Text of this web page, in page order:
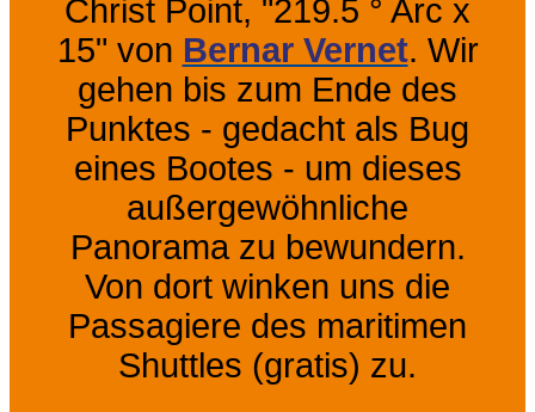
Christ Point, "219.5 ° Arc x
15" von Bernar Vernet. Wir
gehen bis zum Ende des
Punktes - gedacht als Bug
eines Bootes - um dieses
außergewöhnliche
Panorama zu bewundern.
Von dort winken uns die
Passagiere des maritimen
Shuttles (gratis) zu.